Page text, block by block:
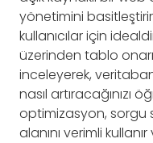
yönetimini basitleştirir
kullanıcılar için
üzerinden tablo
inceleyerek,
nasıl artıracağınızı
optimizasyon, sorgu
alanını verimli